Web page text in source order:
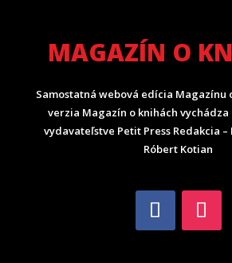
MAGAZÍN O
Samostatná webová edícia Magazínu
verzia Magazín o knihách vychádza
vydavateľstve Petit Press Redakcia –
Róbert Kotian